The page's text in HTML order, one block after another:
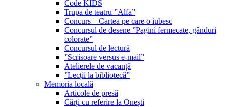
Code KIDS
Trupa de teatru ”Alfa”
Concurs – Cartea pe care o iubesc
Concursul de desene ”Pagini fermecate, gânduri
colorate”
Concursul de lectură
”Scrisoare versus e-mail”
Atelierele de vacanță
”Lecții la bibliotecă”
Memoria locală
Articole de presă
Cărți cu referire la Onești